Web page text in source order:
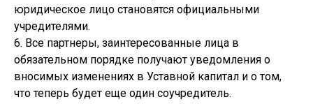
юридическое лицо становятся официальными
учредителями.
6. Все партнеры, заинтересованные лица в
обязательном порядке получают уведомления о
вносимых изменениях в Уставной капитал и о том,
что теперь будет еще один соучредитель.